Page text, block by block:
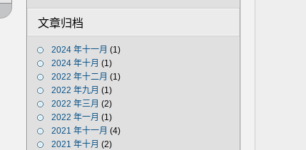
文章归档
2024 年十一月 (1)
2024 年十月 (1)
2022 年十二月 (1)
2022 年九月 (1)
2022 年三月 (2)
2022 年一月 (1)
2021 年十一月 (4)
2021 年十月 (2)